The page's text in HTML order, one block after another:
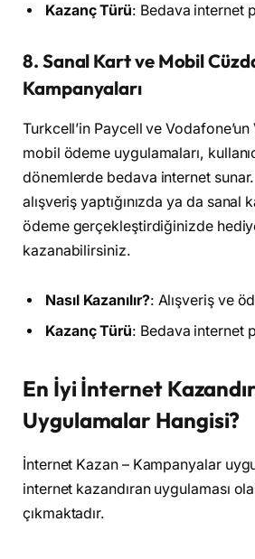
Kazanç Türü: Bedava internet
8. Sanal Kart ve Mobil
Kampanyaları
Turkcell’in Paycell ve
mobil ödeme uygulamaları,
dönemlerde bedava internet
alışveriş yaptığınızda ya da sanal
ödeme gerçekleştirdiğinizde
kazanabilirsiniz.
Nasıl Kazanılır?: Alışveriş ve
Kazanç Türü: Bedava internet
En İyi İnternet
Uygulamalar Hangisi?
İnternet Kazan – Kampanyalar
internet kazandıran uygulaması
çıkmaktadır.